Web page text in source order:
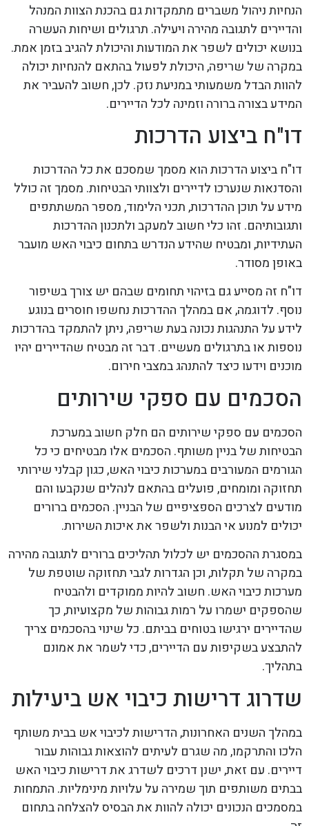
הנחיות ניהול משברים מתמקדות גם בהכנת הצוות המנהל
והדיירים לתגובה מהירה ויעילה. תרגולים ושיחות העשרה
בנושא יכולים לשפר את המודעות והיכולת להגיב בזמן אמת.
במקרה של שריפה, היכולת לפעול בהתאם להנחיות יכולה
להוות הבדל משמעותי במניעת נזק. לכן, חשוב להעביר את
המידע בצורה ברורה וזמינה לכל הדיירים.
דו"ח ביצוע הדרכות
דו"ח ביצוע הדרכות הוא מסמך שמסכם את כל ההדרכות
והסדנאות שנערכו לדיירים ולצוותי הבטיחות. מסמך זה כולל
מידע על תוכן ההדרכות, תכני הלימוד, מספר המשתתפים
ותגובותיהם. זהו כלי חשוב למעקב ולתכנון ההדרכות
העתידיות, ומבטיח שהידע הנדרש בתחום כיבוי האש מועבר
באופן מסודר.
דו"ח זה מסייע גם בזיהוי תחומים שבהם יש צורך בשיפור
נוסף. לדוגמה, אם במהלך ההדרכות נחשפו חוסרים בנוגע
לידע על התנהגות נכונה בעת שריפה, ניתן להתמקד בהדרכות
נוספות או בתרגולים מעשיים. דבר זה מבטיח שהדיירים יהיו
מוכנים וידעו כיצד להתנהג במצבי חירום.
הסכמים עם ספקי שירותים
הסכמים עם ספקי שירותים הם חלק חשוב במערכת
הבטיחות של בניין משותף. הסכמים אלו מבטיחים כי כל
הגורמים המעורבים במערכות כיבוי האש, כגון קבלני שירותי
תחזוקה ומומחים, פועלים בהתאם לנהלים שנקבעו והם
מודעים לצרכים הספציפיים של הבניין. הסכמים ברורים
יכולים למנוע אי הבנות ולשפר את איכות השירות.
במסגרת ההסכמים יש לכלול תהליכים ברורים לתגובה מהירה
במקרה של תקלות, וכן הגדרות לגבי תחזוקה שוטפת של
מערכות כיבוי האש. חשוב להיות ממוקדים ולהבטיח
שהספקים ישמרו על רמות גבוהות של מקצועיות, כך
שהדיירים ירגישו בטוחים בביתם. כל שינוי בהסכמים צריך
להתבצע בשקיפות עם הדיירים, כדי לשמר את אמונם
בתהליך.
שדרוג דרישות כיבוי אש ביעילות
במהלך השנים האחרונות, הדרישות לכיבוי אש בבית משותף
הלכו והתרקמו, מה שגרם לעיתים להוצאות גבוהות עבור
דיירים. עם זאת, ישנן דרכים לשדרג את דרישות כיבוי האש
בבתים משותפים תוך שמירה על עלויות מינימליות. התמחות
במסמכים הנכונים יכולה להוות את הבסיס להצלחה בתחום